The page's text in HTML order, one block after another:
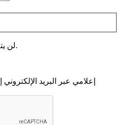
لن يتم نشر عنوان بريدك الإلكتروني.
إعلامي عبر البريد